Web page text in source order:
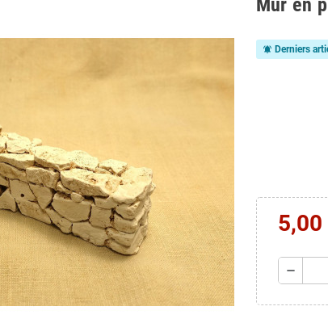
Mur en
notifications_active Derniers
5,00
remove